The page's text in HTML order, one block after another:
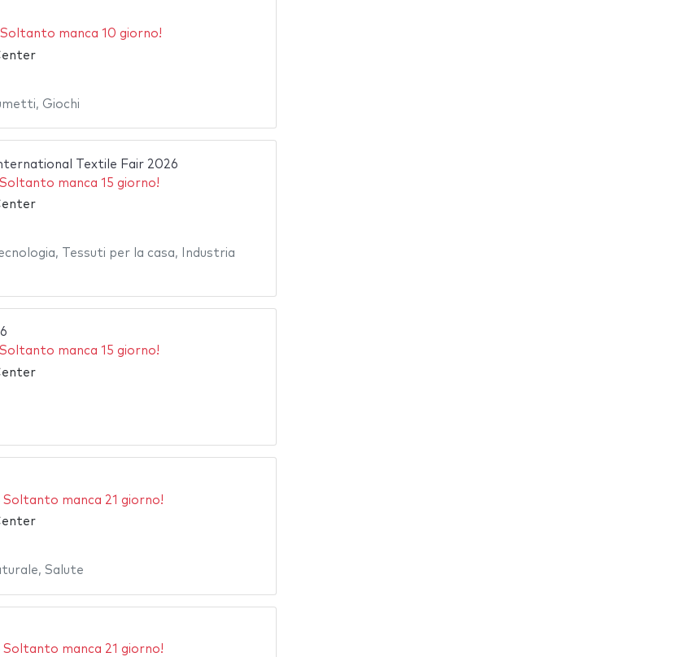
Soltanto manca 10 giorno!
, Giochi
Textile Fair 2026
Soltanto manca 15 giorno!
, Tessuti per la casa,
Industria
Soltanto manca 15 giorno!
Soltanto manca 21 giorno!
, Salute
Soltanto manca 21 giorno!